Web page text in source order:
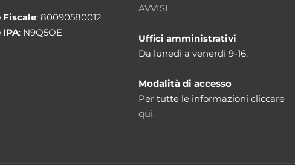
Fiscale: 80090580012
IPA: N9Q5OE
AVVISI.
Uffici amministrativi
Da lunedì a venerdì 9-16.
Modalità di accesso
Per tutte le informazioni cliccare
qui.